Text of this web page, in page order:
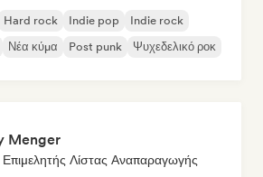
Hard rock Indie pop
Indie rock
Νέα κύμα Post punk Ψυχεδελικό ροκ
Menger
Λίστας Αναπαραγωγής